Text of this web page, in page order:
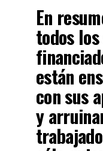
En
todos
están
con sus
y